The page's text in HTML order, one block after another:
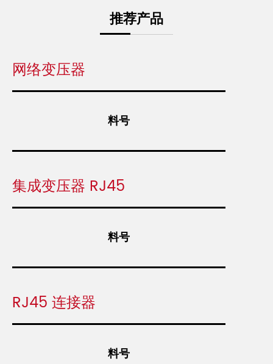
推荐产品
网络变压器
料号
集成变压器 RJ45
料号
RJ45 连接器
料号